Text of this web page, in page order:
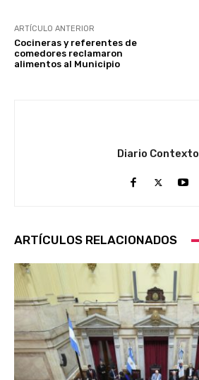
ARTÍCULO ANTERIOR
Cocineras y referentes de
comedores reclamaron
alimentos al Municipio
Diario Contexto
ARTÍCULOS RELACIONADOS